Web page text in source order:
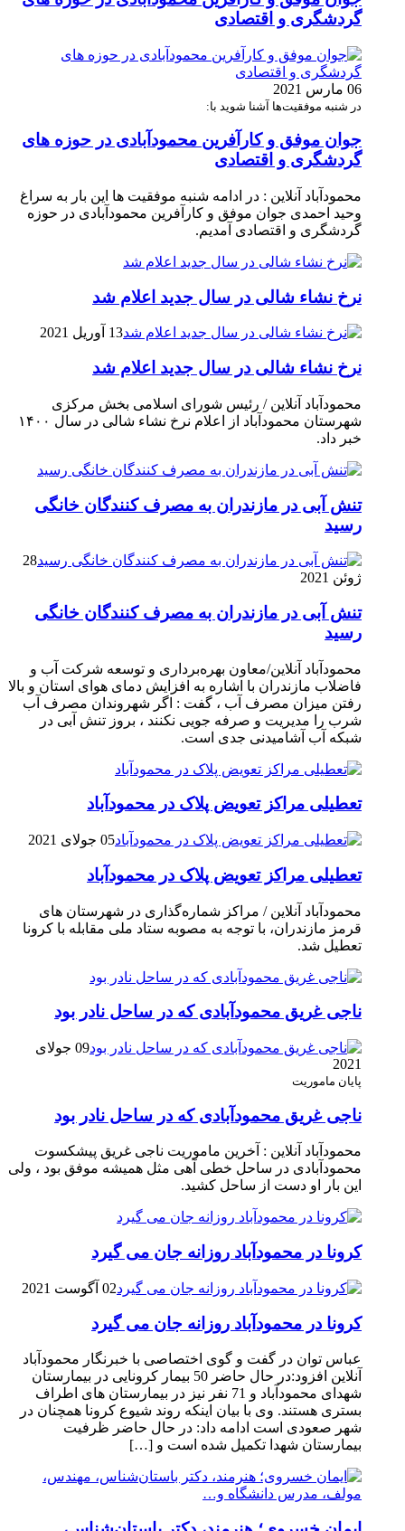
گردشگری و اقتصادی
06 مارس 2021
در شنبه موفقیت‌ها آشنا شوید با:
جوان موفق و کارآفرین محمودآبادی در حوزه های
گردشگری و اقتصادی
محمودآباد آنلاین : در ادامه شنبه موفقیت ها این بار به سراغ
وحید احمدی جوان موفق و کارآفرین محمودآبادی در حوزه
گردشگری و اقتصادی آمدیم.
نرخ نشاء شالی در سال جدید اعلام شد
13 آوریل 2021
نرخ نشاء شالی در سال جدید اعلام شد
محمودآباد آنلاین / رئیس شورای اسلامی بخش مرکزی
شهرستان محمودآباد از اعلام نرخ نشاء شالی در سال ۱۴۰۰
خبر داد.
تنش آبی در مازندران به مصرف كنندگان خانگی
رسيد
28
ژوئن 2021
تنش آبی در مازندران به مصرف كنندگان خانگی
رسيد
محمودآباد آنلاین/معاون بهره‌برداری و توسعه شرکت آب و
فاضلاب مازندران با اشاره به افزایش دمای هوای استان و بالا
رفتن میزان مصرف آب ، گفت : اگر شهروندان مصرف آب
شرب را مدیریت و صرفه جویی نکنند ، بروز تنش آبی در
شبکه آب آشامیدنی جدی است.
تعطیلی مراکز تعویض پلاک در محمودآباد
05 جولای 2021
تعطیلی مراکز تعویض پلاک در محمودآباد
محمودآباد آنلاین / مراکز شماره‌گذاری در شهر‌ستان های
قرمز مازندران، با توجه به مصوبه ستاد ملی مقابله با کرونا
تعطیل شد.
ناجی غریق محمودآبادی که در ساحل نادر بود
09 جولای
2021
پایان ماموریت
ناجی غریق محمودآبادی که در ساحل نادر بود
محمودآباد آنلاین : آخرین ماموریت ناجی غریق پیشکسوت
محمودآبادی در ساحل خطی آهی مثل همیشه موفق بود ، ولی
این بار او دست از ساحل کشید.
کرونا در محمودآباد روزانه جان می گیرد
02 آگوست 2021
کرونا در محمودآباد روزانه جان می گیرد
عباس توان در گفت و گوی اختصاصی با خبرنگار محمودآباد
آنلاین افزود:در حال حاضر 50 بیمار کرونایی در بیمارستان
شهدای محمودآباد و 71 نفر نیز در بیمارستان های اطراف
بستری هستند. وی با بیان اینکه روند شیوع کرونا همچنان در
شهر صعودی است ادامه داد: در حال حاضر ظرفیت
بیمارستان شهدا تکمیل شده است و […]